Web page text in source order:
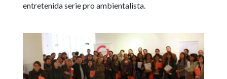
entretenida serie pro ambientalista.